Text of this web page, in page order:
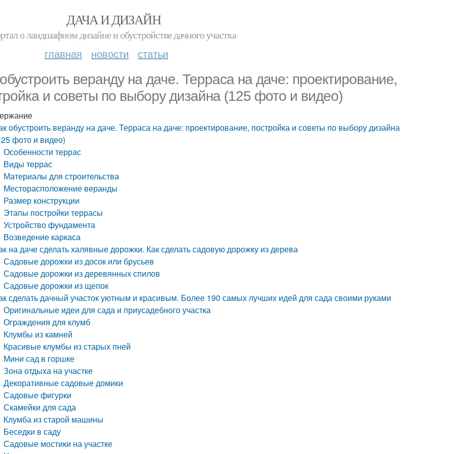
ДАЧА И ДИЗАЙН
о ландшафном дизайне и обустройстве дачного участка
главная новости статьи
веранду на даче. Терраса на даче: проектирование,
и советы по выбору дизайна (125 фото и видео)
обустроить веранду на даче. Терраса на даче: проектирование, постройка и советы по выбору дизайна
фото и видео)
Особенности террас
Виды террас
Материалы для строительства
Месторасположение веранды
Размер конструкции
Этапы постройки террасы
Устройство фундамента
Возведение каркаса
на даче сделать халявные дорожки. Как сделать садовую дорожку из дерева
Садовые дорожки из досок или брусьев
Садовые дорожки из деревянных спилов
Садовые дорожки из щепок
сделать дачный участок уютным и красивым. Более 190 самых лучших идей для сада своими руками
Оригинальные идеи для сада и приусадебного участка
Ограждения для клумб
Клумбы из камней
Красивые клумбы из старых пней
Мини сад в горшке
Зона отдыха на участке
Декоративные садовые домики
Садовые фигурки
Скамейки для сада
Клумба из старой машины
Беседки в саду
Садовые мостики на участке